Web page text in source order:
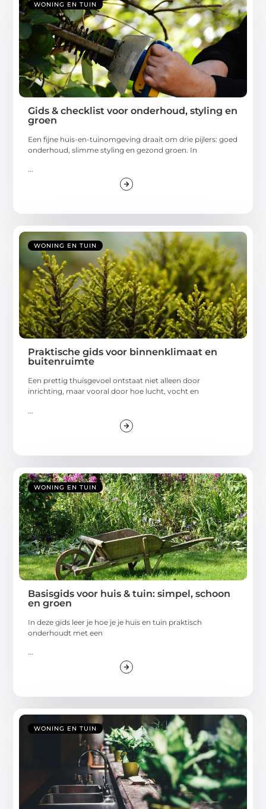
WONING EN TUIN
Gids & checklist voor onderhoud, styling en
groen
Een fijne huis-en-tuinomgeving draait om drie pijlers: goed
onderhoud, slimme styling en gezond groen. In
...
WONING EN TUIN
Praktische gids voor binnenklimaat en
buitenruimte
Een prettig thuisgevoel ontstaat niet alleen door
inrichting, maar vooral door hoe lucht, vocht en
WONING EN TUIN
Basisgids voor huis & tuin: simpel, schoon
en groen
In deze gids leer je hoe je je huis en tuin praktisch
onderhoudt met een
...
WONING EN TUIN